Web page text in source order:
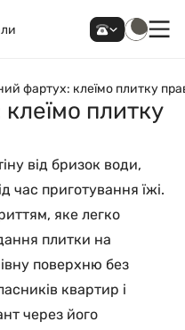
фартух: клеїмо плитку
плитку
від бризок води,
час приготування їжі.
яке легко
плитки на
поверхню без
квартир і
через його